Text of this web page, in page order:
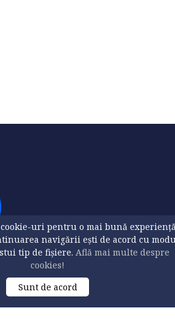
cookie-uri pentru o mai bună
navigării ești de acord cu
tip de fișiere. Află mai multe despre
cookies!
Sunt de acord